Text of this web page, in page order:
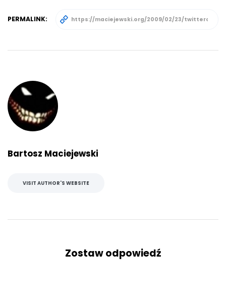
PERMALINK:
Bartosz Maciejewski
VISIT AUTHOR'S WEBSITE
Zostaw odpowiedź